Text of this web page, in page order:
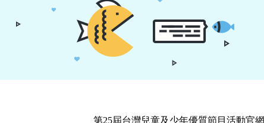
第25屆台灣兒童及少年優質節目活動官網